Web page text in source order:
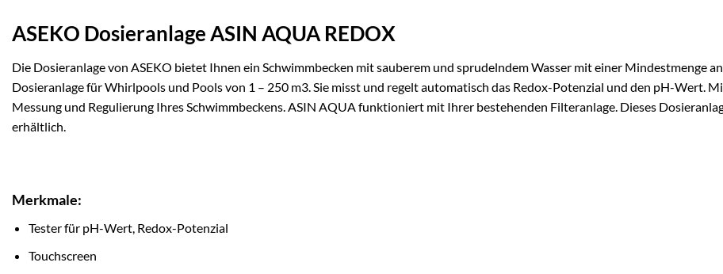
ASEKO Dosieranlage ASIN AQUA REDOX
Die Dosieranlage von ASEKO bietet Ihnen ein Schwimmbecken mit sauberem und sprudelndem Wasser mit einer Mindestmenge
Dosieranlage für Whirlpools und Pools von 1 – 250 m3. Sie misst und regelt automatisch das Redox-Potenzial und den pH-Wert.
Messung und Regulierung Ihres Schwimmbeckens. ASIN AQUA funktioniert mit Ihrer bestehenden Filteranlage. Dieses
erhältlich.
Merkmale:
Tester für pH-Wert, Redox-Potenzial
Touchscreen